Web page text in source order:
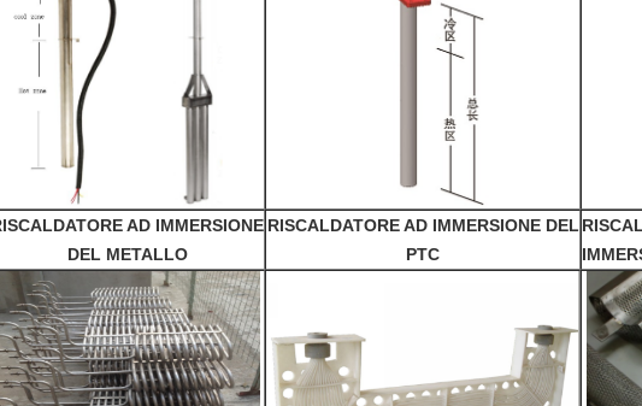
AD IMMERSIONE
DEL METALLO
RISCALDATORE AD IMMERSIONE DEL
PTC